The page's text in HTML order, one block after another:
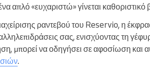
απλό «ευχαριστώ» γίνεται καθοριστικό
ραντεβού του Reservio, η
σας, ενισχύοντας τη
μπορεί να οδηγήσει σε αφοσίωση
.